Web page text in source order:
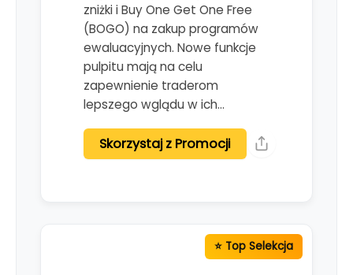
zniżki i Buy One Get One Free
(BOGO) na zakup programów
ewaluacyjnych. Nowe funkcje
pulpitu mają na celu
zapewnienie traderom
lepszego wglądu w ich…
Skorzystaj z Promocji